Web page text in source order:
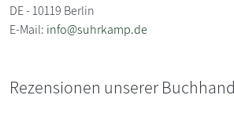
DE - 10119 Berlin
E-Mail: info@suhrkamp.de
Rezensionen unserer